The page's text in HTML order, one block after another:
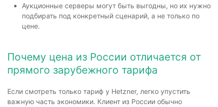
Аукционные серверы могут быть выгодны, но их нужно
подбирать под конкретный сценарий, а не только по
цене.
Почему цена из России отличается от
прямого зарубежного тарифа
Если смотреть только тариф у Hetzner, легко упустить
важную часть экономики. Клиент из России обычно